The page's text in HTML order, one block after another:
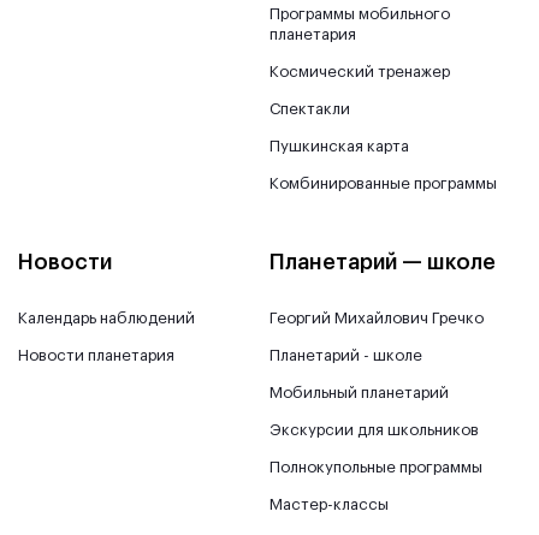
Программы мобильного
планетария
Космический тренажер
Спектакли
Пушкинская карта
Комбинированные программы
Новости
Календарь наблюдений
Новости планетария
Планетарий — школе
Георгий Михайлович Гречко
Планетарий - школе
Мобильный планетарий
Экскурсии для школьников
Полнокупольные программы
Мастер-классы